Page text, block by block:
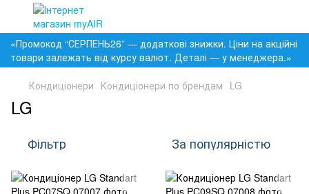
«Промокод “СЕРПЕНЬ26” — додаткові знижки. Ціни на акційні
товари залежать від курсу валют. Деталі — у менеджера.»
Кондиціонери Кондиціонери по брендам LG
LG
Фільтр За популярністю